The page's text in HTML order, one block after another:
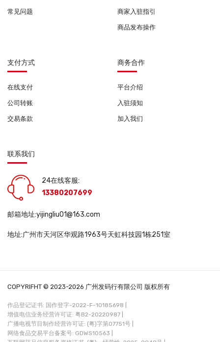
常见问题 商家入驻指引
商品发布操作
支付方式
在线支付
公司转账
交易条款
商务合作
平台介绍
入驻须知
加入我们
联系我们
24在线客服:
13380207699
邮箱地址:yijingliu01@163.com
地址:广州市天河区华观路1963号天虹科技园1栋251室
COPYRIFHT © 2023-2026 广州发码行有限公司 版权所有
作品登记证书: 国作登字-2022-F-10185698 |
增值电信业务经营许可证: 粤B2-20220987 |
广播电视节目制作经营许可证: (粤)字第07751号 |
网络食品交易平台备案号: GDWS10563 |